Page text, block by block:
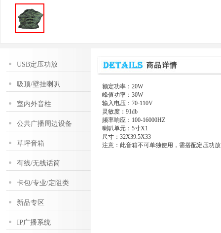
USB定压功放
吸顶/壁挂喇叭
室内外音柱
公共广播周边设备
草坪音箱
有线/无线话筒
卡包/专业/定阻类
新品专区
IP广播系统
额定功率：20W
峰值功率：30W
输入电压：70-110V
灵敏度：91db
频率响应：100-16000HZ
喇叭单元：5寸X1
尺寸：32X39.5X33
注意：此音箱不可单独使用，需搭配定压功